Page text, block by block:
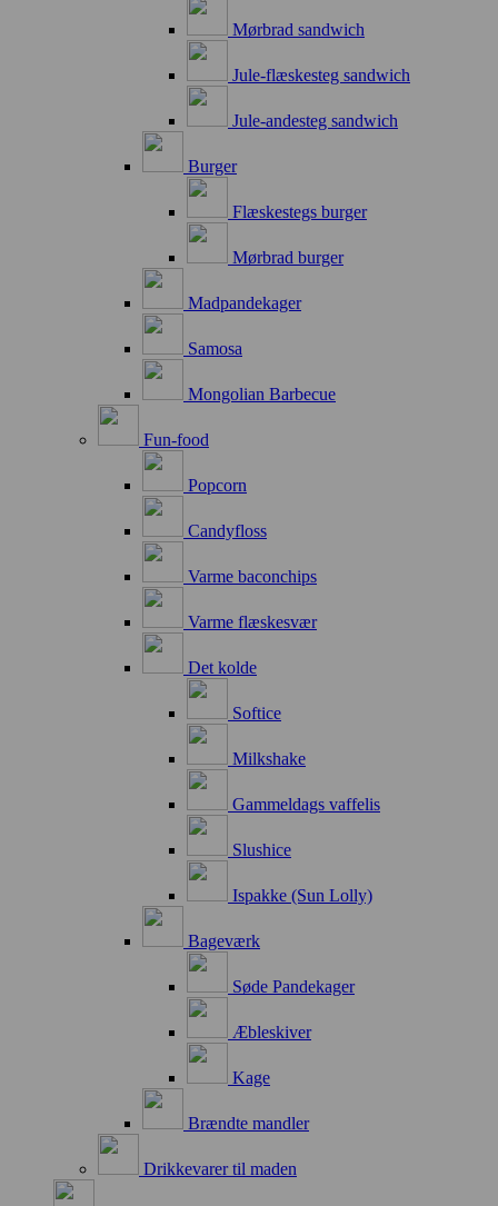
Mørbrad sandwich
Jule-flæskesteg sandwich
Jule-andesteg sandwich
Burger
Flæskestegs burger
Mørbrad burger
Madpandekager
Samosa
Mongolian Barbecue
Fun-food
Popcorn
Candyfloss
Varme baconchips
Varme flæskesvær
Det kolde
Softice
Milkshake
Gammeldags vaffelis
Slushice
Ispakke (Sun Lolly)
Bageværk
Søde Pandekager
Æbleskiver
Kage
Brændte mandler
Drikkevarer til maden